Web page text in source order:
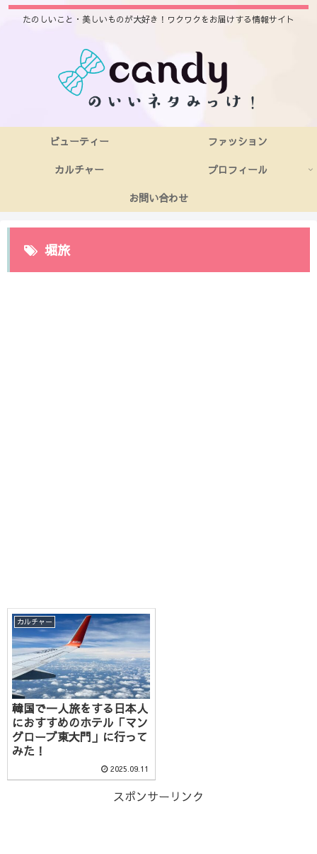
たのしいこと・美しいものが大好き！ワクワクをお届けする情報サイト
ビューティー
ファッション
カルチャー
プロフィール
お問い合わせ
堀旅
カルチャー
韓国で一人旅をする日本人
におすすめのホテル「マン
グローブ東大門」に行って
みた！
2025.09.11
スポンサーリンク